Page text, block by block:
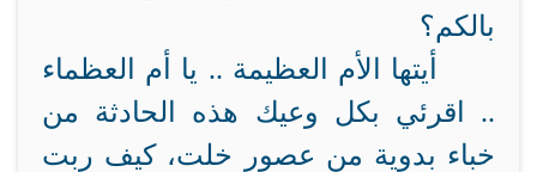
بالكم؟
أيتها الأم العظيمة .. يا أم العظماء
.. اقرئي بكل وعيك هذه الحادثة من
خباء بدوية من عصور خلت، كيف ربت